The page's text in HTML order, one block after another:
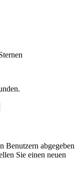
Benutzern abgegeben
Sie einen neuen